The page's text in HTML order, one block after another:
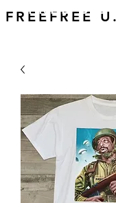
FREEFREE
FREE